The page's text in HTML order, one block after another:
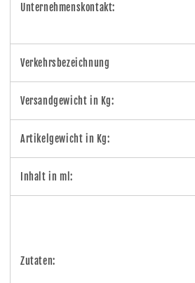
Unternehmenskontakt:
Verkehrsbezeichnung
Versandgewicht in Kg:
Artikelgewicht in Kg:
Inhalt in ml:
Zutaten: